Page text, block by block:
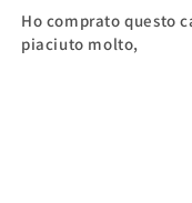
Ho comprato questo
piaciuto molto,